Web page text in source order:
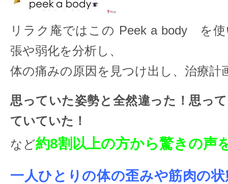
リラク庵ではこの Peek a body を
張や弱化を分析し、
体の痛みの原因を見つけ出し、治療計
思っていた姿勢と全然違った！思っ
ていていた！
など約8割以上の方から驚きの声
一人ひとりの体の歪みや筋肉の